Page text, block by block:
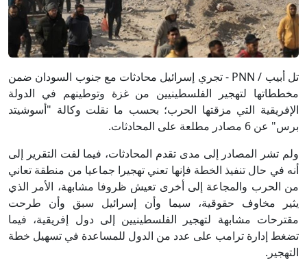
تل أبيب / PNN - تجري إسرائيل محادثات مع جنوب السودان ضمن
مخططاتها لتهجير الفلسطينيين من غزة وتوطينهم في الدولة
الإفريقية التي مزقتها الحرب؛ بحسب ما نقلت وكالة "أسوشيتد
برس" عن 6 مصادر مطلعة على المحادثات.
ولم تشر المصادر إلى مدى تقدم المحادثات، فيما لفت التقرير إلى
أنه في حال تنفيذ الخطة فإنها تعني تهجيرا جماعيا من منطقة تعاني
من الحرب والمجاعة إلى أخرى تعيش ظروفا مشابهة، الأمر الذي
يثير مخاوف حقوقية، سيما وأن إسرائيل سبق وأن طرحت
مقترحات مشابهة لتهجير الفلسطينيين إلى دول إفريقية، فيما
تضغط إدارة ترامب على عدد من الدول للمساعدة في تسهيل خطة
التهجير.